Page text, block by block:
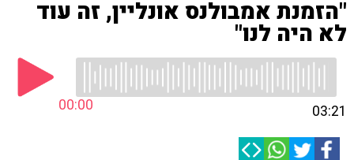
"הזמנת אמבולנס אונליין, זה עוד
לא היה לנו"
00:00 03:21